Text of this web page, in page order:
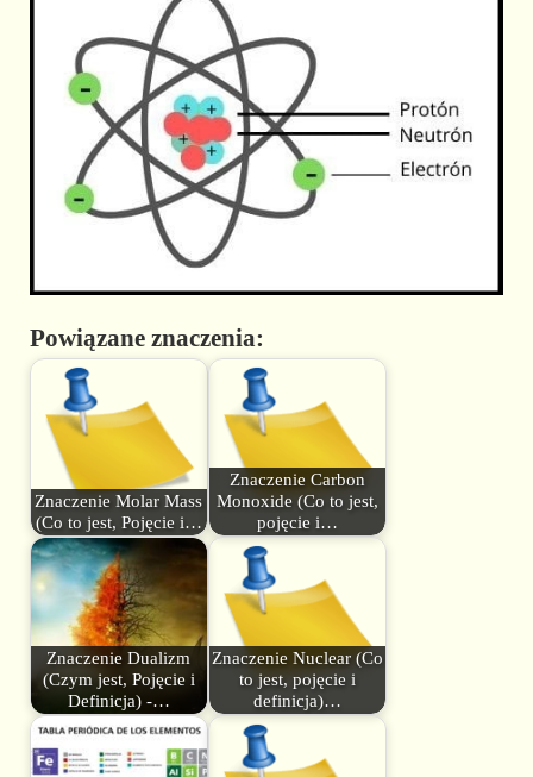
Powiązane znaczenia:
Znaczenie Molar Mass
(Co to jest, Pojęcie i…
Znaczenie Carbon
Monoxide (Co to jest,
pojęcie i…
Znaczenie Dualizm
(Czym jest, Pojęcie i
Definicja) -…
Znaczenie Nuclear (Co
to jest, pojęcie i
definicja)…